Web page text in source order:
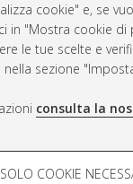
cookie" e, se
in "Mostra cookie di
le tue scelte e
sezione
consulta la
-
SOLO COOKIE
privacy